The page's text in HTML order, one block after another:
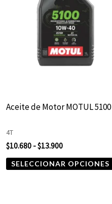
Aceite de Motor MOTUL 5100
4T
$10.680 -$13.900
$13.900
SELECCIONAR OPCIONES